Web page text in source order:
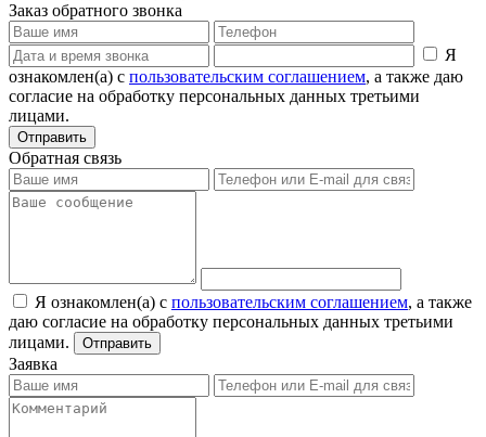
Заказ обратного звонка
Я
ознакомлен(а) с пользовательским соглашением, а также даю
согласие на обработку персональных данных третьими
лицами.
Отправить
Обратная связь
Я ознакомлен(а) с пользовательским соглашением, а также
даю согласие на обработку персональных данных третьими
лицами.
Отправить
Заявка